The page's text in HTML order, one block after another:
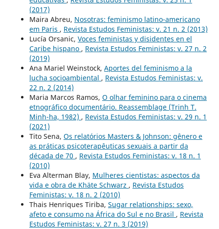
(2017)
Maira Abreu, Nosotras: feminismo latino-americano
em Paris , Revista Estudos Feministas: v. 21 n. 2 (2013)
Lucía Orsanic, Voces feministas y disidentes en el
Caribe hispano , Revista Estudos Feministas: v. 27 n. 2
(2019)
Ana Mariel Weinstock, Aportes del feminismo a la
lucha socioambiental , Revista Estudos Feministas: v.
22 n. 2 (2014)
Maria Marcos Ramos, O olhar feminino para o cinema
etnográfico documentário. Reassemblage (Trinh T.
Minh-ha, 1982) , Revista Estudos Feministas: v. 29 n. 1
(2021)
Tito Sena, Os relatórios Masters & Johnson: gênero e
as práticas psicoterapêuticas sexuais a partir da
década de 70 , Revista Estudos Feministas: v. 18 n. 1
(2010)
Eva Alterman Blay, Mulheres cientistas: aspectos da
vida e obra de Khäte Schwarz , Revista Estudos
Feministas: v. 18 n. 2 (2010)
Thais Henriques Tiriba, Sugar relationships: sexo,
afeto e consumo na África do Sul e no Brasil , Revista
Estudos Feministas: v. 27 n. 3 (2019)